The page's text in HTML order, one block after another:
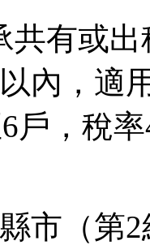
共有或
內，適
戶，稅
市（第